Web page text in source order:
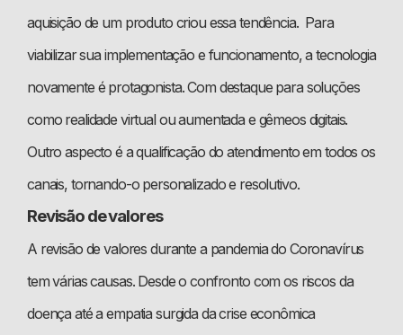
aquisição de um produto criou essa tendência. Para
viabilizar sua implementação e funcionamento, a tecnologia
novamente é protagonista. Com destaque para soluções
como realidade virtual ou aumentada e gêmeos digitais.
Outro aspecto é a qualificação do atendimento em todos os
canais, tornando-o personalizado e resolutivo.
Revisão de valores
A revisão de valores durante a pandemia do Coronavírus
tem várias causas. Desde o confronto com os riscos da
doença até a empatia surgida da crise econômica